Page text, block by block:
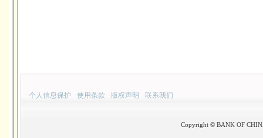
·个人信息保护 ·使用条款 · 版权声明 ·联系我们
Copyright © BANK OF